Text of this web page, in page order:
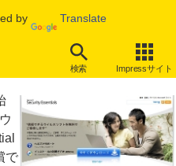
by Translate
検索 Impressサイト
できること、できないこと
」導入レポート
で